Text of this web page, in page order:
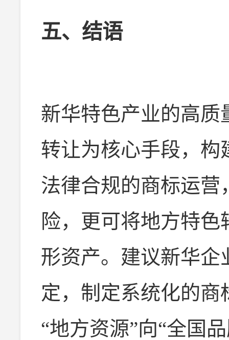
五、结语
新华特色产业的高质
转让为核心手段，构
法律合规的商标运营
险，更可将地方特
形资产。建议新华企
定，制定系统化的
“地方资源”向“全国